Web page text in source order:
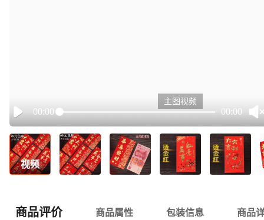
Play
00:00 00:00
主图视频
视频
商品评价 商品属性 包装信息 商品